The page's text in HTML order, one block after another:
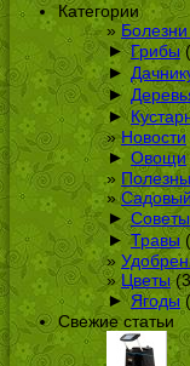
Категории
► Грибы
►
►
►
Новости
► Овощи
►
► Травы
Цветы
► Ягоды
Свежие статьи